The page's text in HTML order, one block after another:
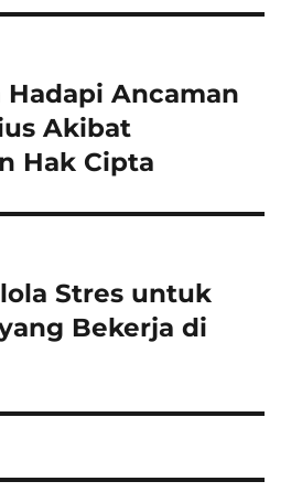
Hadapi Ancaman
Akibat
Hak Cipta
Stres untuk
Bekerja di